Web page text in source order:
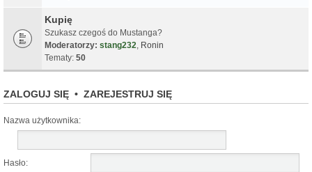
Kupię
Szukasz czegoś do Mustanga?
Moderatorzy: stang232, Ronin
Tematy: 50
ZALOGUJ SIĘ • ZAREJESTRUJ SIĘ
Nazwa użytkownika:
Hasło: